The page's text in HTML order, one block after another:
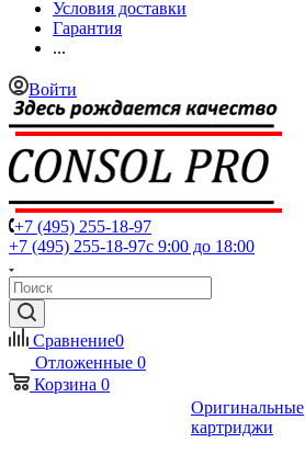
Условия доставки
Гарантия
...
Войти
+7 (495) 255-18-97
+7 (495) 255-18-97с 9:00 до 18:00
Сравнение0
Отложенные 0
Корзина 0
Оригинальные
картриджи